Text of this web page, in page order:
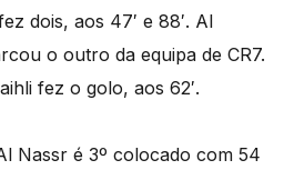
dois, aos 47′ e 88′. Al
o outro da equipa de CR7.
fez o golo, aos 62′.
Nassr é 3º colocado com 54